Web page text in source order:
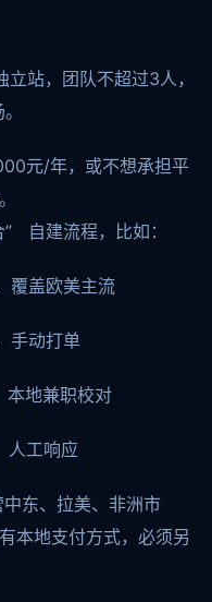
站，团队不超过3人，
元/年，或不想承担平
” 自建流程，比如：
盖欧美主流
手动打单
地兼职校对
工响应
东、拉美、非洲市
本地支付方式，必须另